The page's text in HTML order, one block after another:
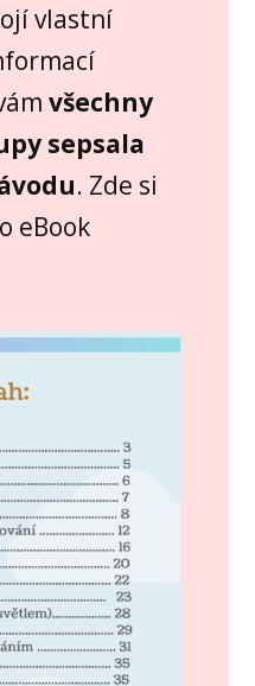
vlastní
všechny
sepsala
. Zde si
eBook